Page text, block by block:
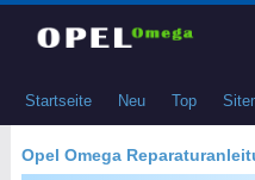
Startseite Neu Top
Opel Omega